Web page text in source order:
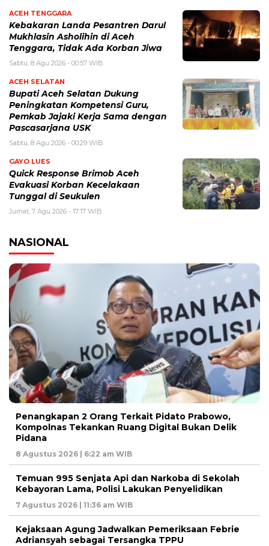
ACEH TENGGARA
Kebakaran Landa Pesantren Darul
Mukhlasin Asholihin di Aceh
Tenggara, Tidak Ada Korban Jiwa
Sabtu, 8 Agu 2026 - 00:57 WIB
ACEH SELATAN
Bupati Aceh Selatan Dukung
Peningkatan Kompetensi Guru,
Pemkab Jajaki Kerja Sama dengan
Pascasarjana USK
Sabtu, 8 Agu 2026 - 00:29 WIB
GAYO LUES
Quick Response Brimob Aceh
Evakuasi Korban Kecelakaan
Tunggal di Seukulen
Jumat, 7 Agu 2026 - 17:17 WIB
NASIONAL
Penangkapan 2 Orang Terkait Pidato Prabowo,
Kompolnas Tekankan Ruang Digital Bukan Delik
Pidana
8 Agustus 2026 | 6:22 am WIB
Temuan 995 Senjata Api dan Narkoba di Sekolah
Kebayoran Lama, Polisi Lakukan Penyelidikan
7 Agustus 2026 | 11:36 am WIB
Kejaksaan Agung Jadwalkan Pemeriksaan Febrie
Adriansyah sebagai Tersangka TPPU